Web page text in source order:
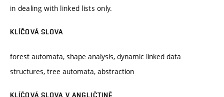
in dealing with linked lists only.
KLÍČOVÁ SLOVA
forest automata, shape analysis, dynamic linked data
structures, tree automata, abstraction
KLÍČOVÁ SLOVA V ANGLIČTINĚ